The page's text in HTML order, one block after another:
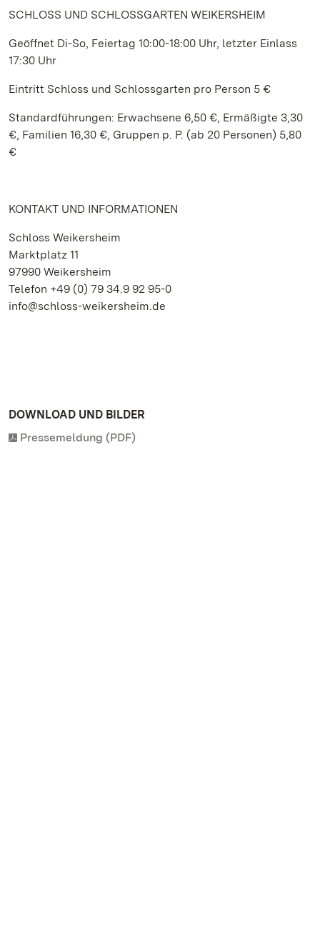
SCHLOSS UND SCHLOSSGARTEN WEIKERSHEIM
Geöffnet Di-So, Feiertag 10:00-18:00 Uhr, letzter Einlass
17:30 Uhr
Eintritt Schloss und Schlossgarten pro Person 5 €
Standardführungen: Erwachsene 6,50 €, Ermäßigte 3,30
€, Familien 16,30 €, Gruppen p. P. (ab 20 Personen) 5,80
€
KONTAKT UND INFORMATIONEN
Schloss Weikersheim
Marktplatz 11
97990 Weikersheim
Telefon +49 (0) 79 34.9 92 95-0
info@schloss-weikersheim.de
DOWNLOAD UND BILDER
Pressemeldung (PDF)